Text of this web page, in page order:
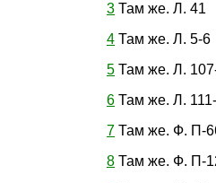
3 Там же. Л. 41
4 Там же. Л. 5-6
5 Там же. Л.
6 Там же. Л.
7 Там же. Ф. П-
8 Там же. Ф. П-